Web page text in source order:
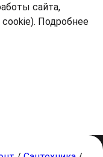
сайта,
Подробнее